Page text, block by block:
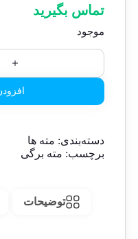
تماس بگیرید
موجود
دسته‌بندی: مته ها
برچسب: مته برگی
توضیحات